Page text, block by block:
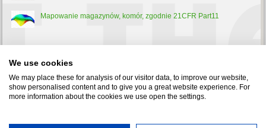
Mapowanie magazynów, komór, zgodnie 21CFR Part11
Pirometr - co to jest, jak działa i do czego służy?
Test-Therm Sp. z o.o. 30-009 Kraków, ul. Friedleina 4-6 tel.:
We use cookies
We may place these for analysis of our visitor data, to improve our website,
show personalised content and to give you a great website experience. For
more information about the cookies we use open the settings.